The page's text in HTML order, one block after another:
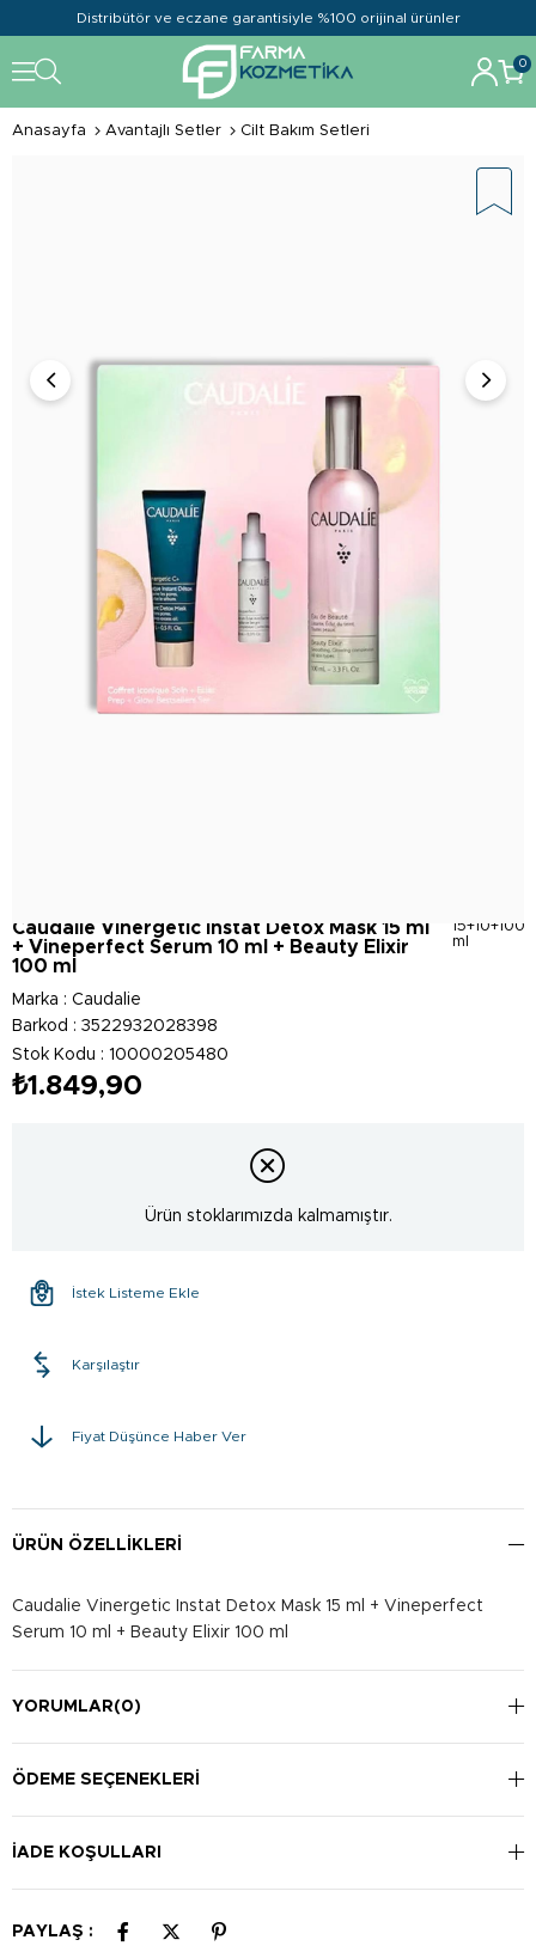
Distribütör ve eczane garantisiyle %100 orijinal ürünler
0
Anasayfa Avantajlı Setler Cilt Bakım Setleri
15+10+100
ml
Caudalie Vinergetic Instat Detox Mask 15 ml
+ Vineperfect Serum 10 ml + Beauty Elixir
100 ml
Marka : Caudalie
Barkod : 3522932028398
Stok Kodu
10000205480
₺1.849,90
Ürün stoklarımızda kalmamıştır.
İstek Listeme Ekle
Karşılaştır
Fiyat Düşünce Haber Ver
ÜRÜN ÖZELLIKLERI
Caudalie Vinergetic Instat Detox Mask 15 ml + Vineperfect
Serum 10 ml + Beauty Elixir 100 ml
YORUMLAR(0)
ÖDEME SEÇENEKLERI
İADE KOŞULLARI
PAYLAŞ :